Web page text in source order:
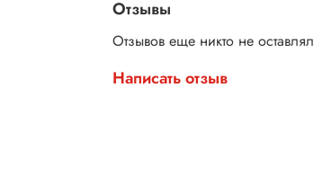
Отзывы
Отзывов еще никто не оставлял
Написать отзыв